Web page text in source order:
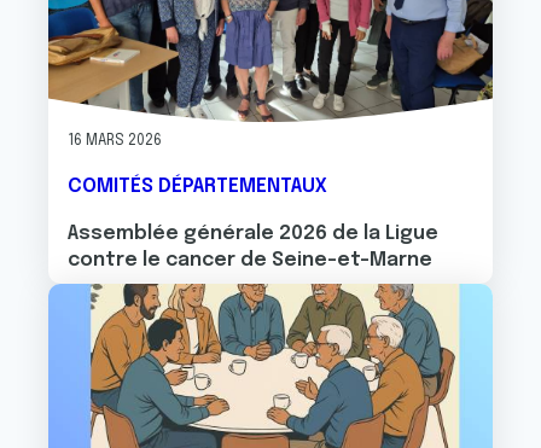
16 MARS 2026
COMITÉS DÉPARTEMENTAUX
Assemblée générale 2026 de la Ligue
contre le cancer de Seine-et-Marne
Image